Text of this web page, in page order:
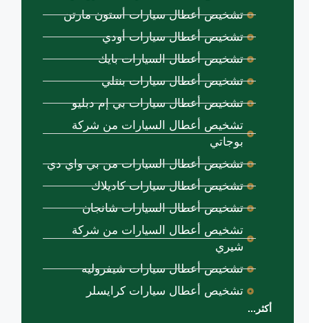
تشخيص أعطال سيارات أستون مارتن
تشخيص أعطال سيارات أودي
تشخيص أعطال السيارات بايك
تشخيص أعطال سيارات بنتلي
تشخيص أعطال سيارات بي إم دبليو
تشخيص أعطال السيارات من شركة
بوجاتي
تشخيص أعطال السيارات من بي واي دي
تشخيص أعطال سيارات كاديلاك
تشخيص أعطال السيارات شانجان
تشخيص أعطال السيارات من شركة
شيري
تشخيص أعطال سيارات شيفروليه
تشخيص أعطال سيارات كرايسلر
أكثر...